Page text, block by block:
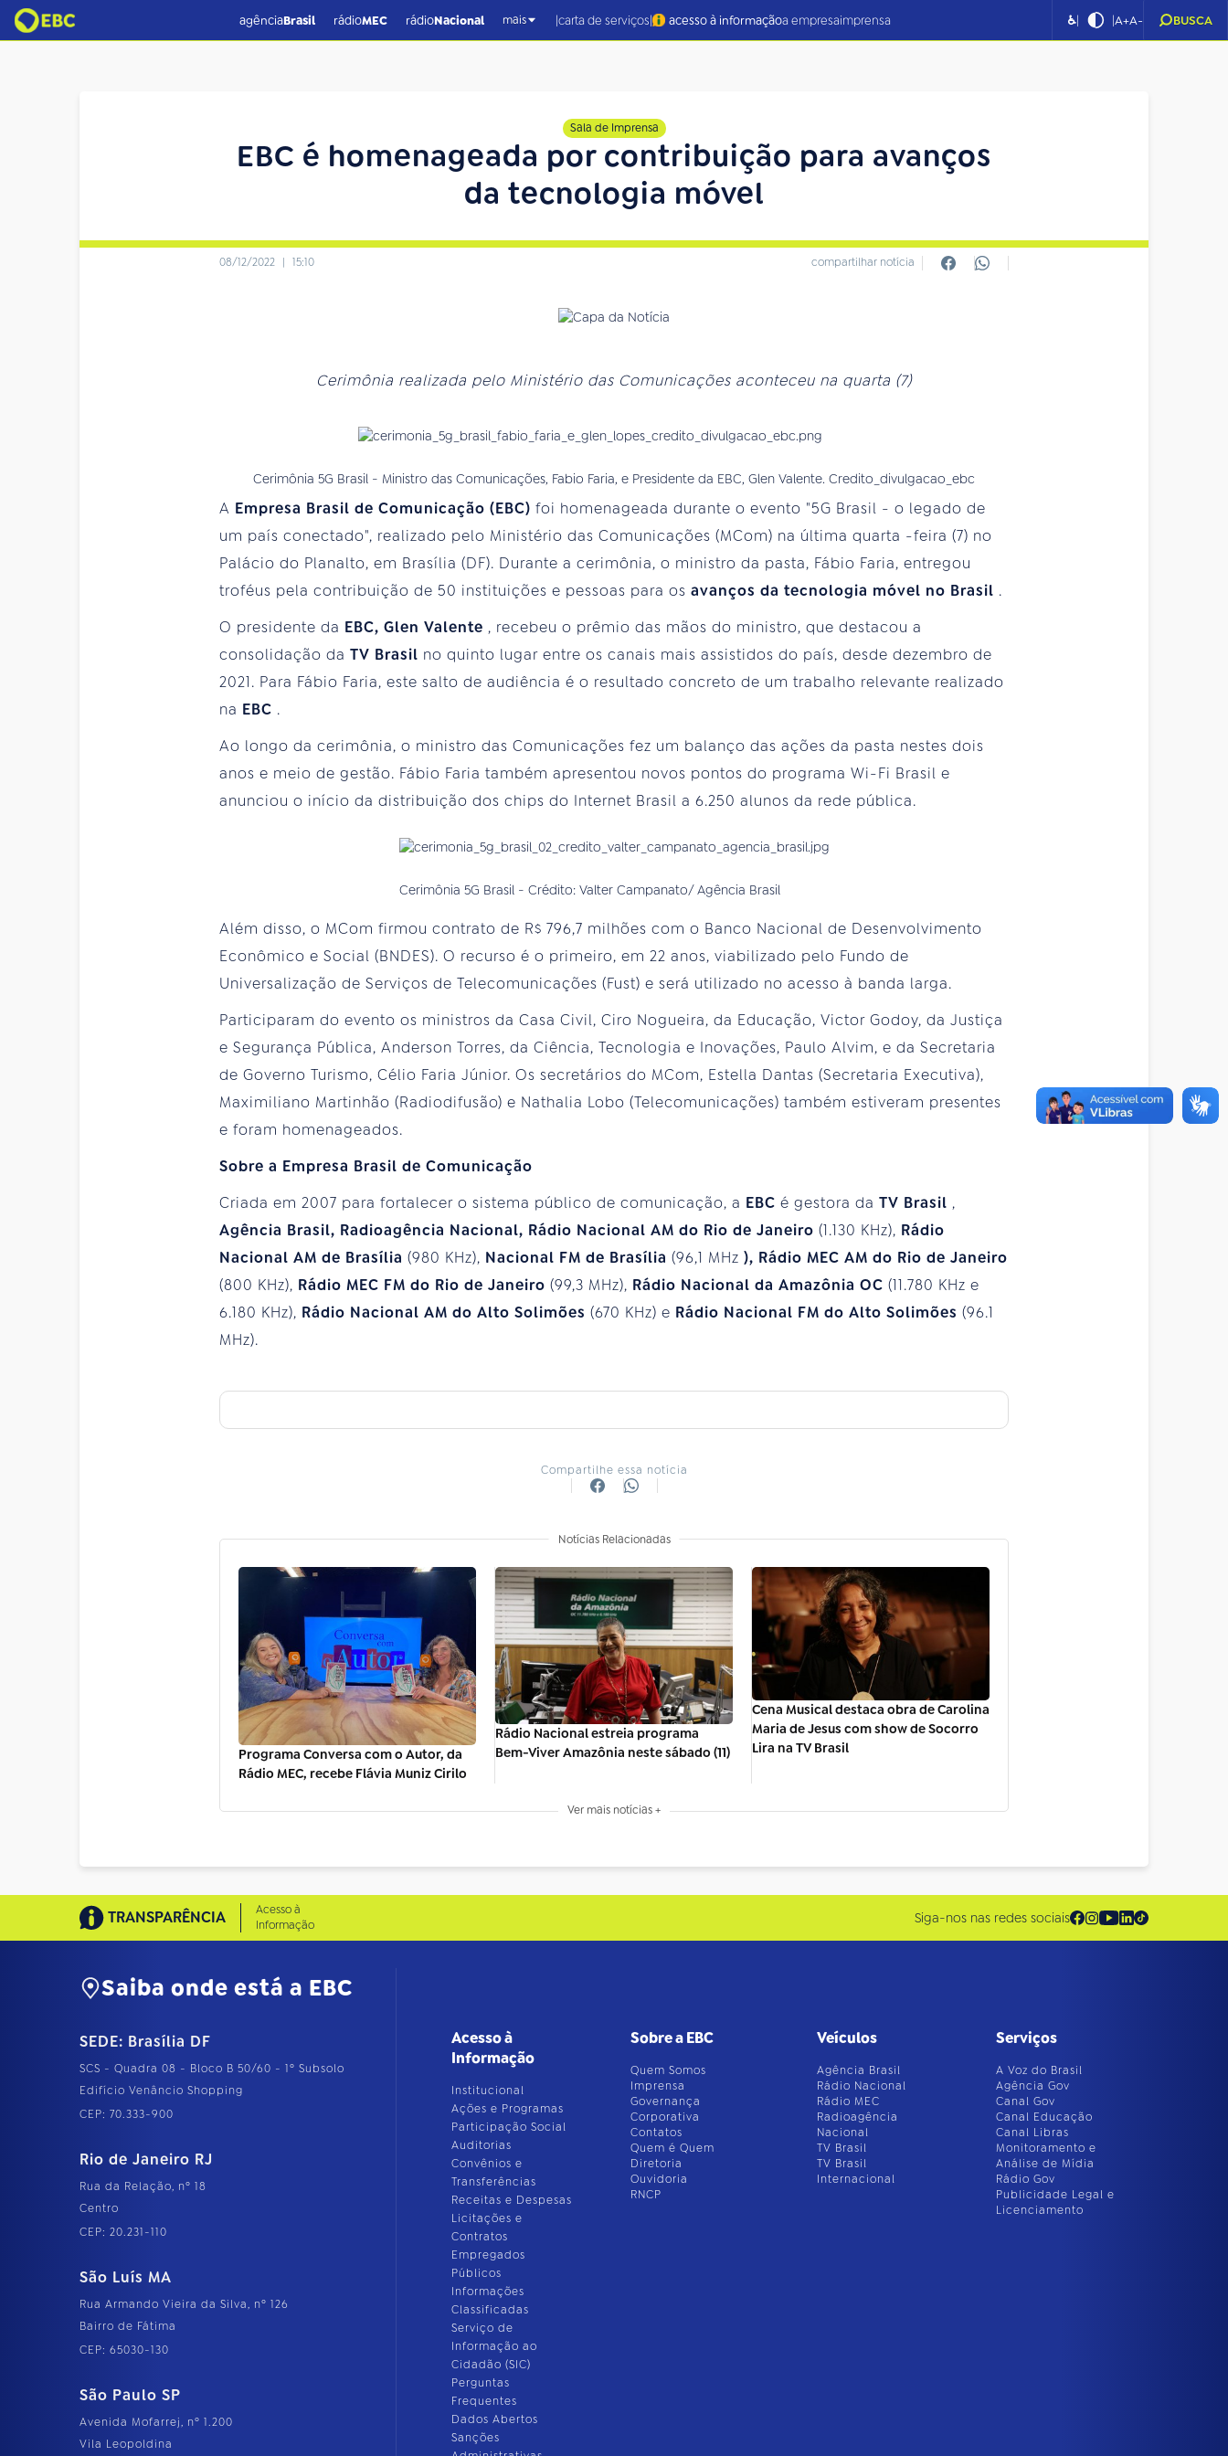
agênciaBrasil rádioMEC rádioNacional mais |carta de serviços| acesso à informaçãoa empresaimprensa ♿| |A+A- BUSCA
Sala de Imprensa
EBC é homenageada por contribuição para avanços
da tecnologia móvel
08/12/2022 | 15:10 compartilhar notícia
Cerimônia realizada pelo Ministério das Comunicações aconteceu na quarta (7)
Cerimônia 5G Brasil - Ministro das Comunicações, Fabio Faria, e Presidente da EBC, Glen Valente. Credito_divulgacao_ebc
A Empresa Brasil de Comunicação (EBC) foi homenageada durante o evento "5G Brasil - o legado de
um país conectado", realizado pelo Ministério das Comunicações (MCom) na última quarta -feira (7) no
Palácio do Planalto, em Brasília (DF). Durante a cerimônia, o ministro da pasta, Fábio Faria, entregou
troféus pela contribuição de 50 instituições e pessoas para os avanços da tecnologia móvel no Brasil .
O presidente da EBC, Glen Valente , recebeu o prêmio das mãos do ministro, que destacou a
consolidação da TV Brasil no quinto lugar entre os canais mais assistidos do país, desde dezembro de
2021. Para Fábio Faria, este salto de audiência é o resultado concreto de um trabalho relevante realizado
na EBC .
Ao longo da cerimônia, o ministro das Comunicações fez um balanço das ações da pasta nestes dois
anos e meio de gestão. Fábio Faria também apresentou novos pontos do programa Wi-Fi Brasil e
anunciou o início da distribuição dos chips do Internet Brasil a 6.250 alunos da rede pública.
Cerimônia 5G Brasil - Crédito: Valter Campanato/ Agência Brasil
Além disso, o MCom firmou contrato de R$ 796,7 milhões com o Banco Nacional de Desenvolvimento
Econômico e Social (BNDES). O recurso é o primeiro, em 22 anos, viabilizado pelo Fundo de
Universalização de Serviços de Telecomunicações (Fust) e será utilizado no acesso à banda larga.
Participaram do evento os ministros da Casa Civil, Ciro Nogueira, da Educação, Victor Godoy, da Justiça
e Segurança Pública, Anderson Torres, da Ciência, Tecnologia e Inovações, Paulo Alvim, e da Secretaria
de Governo Turismo, Célio Faria Júnior. Os secretários do MCom, Estella Dantas (Secretaria Executiva),
Maximiliano Martinhão (Radiodifusão) e Nathalia Lobo (Telecomunicações) também estiveram presentes
e foram homenageados.
Sobre a Empresa Brasil de Comunicação
Criada em 2007 para fortalecer o sistema público de comunicação, a EBC é gestora da TV Brasil ,
Agência Brasil, Radioagência Nacional, Rádio Nacional AM do Rio de Janeiro (1.130 KHz), Rádio
Nacional AM de Brasília (980 KHz), Nacional FM de Brasília (96,1 MHz ), Rádio MEC AM do Rio de Janeiro
(800 KHz), Rádio MEC FM do Rio de Janeiro (99,3 MHz), Rádio Nacional da Amazônia OC (11.780 KHz e
6.180 KHz), Rádio Nacional AM do Alto Solimões (670 KHz) e Rádio Nacional FM do Alto Solimões (96.1
MHz).
Compartilhe essa notícia
Notícias Relacionadas
Programa Conversa com o Autor, da
Rádio MEC, recebe Flávia Muniz Cirilo
Rádio Nacional estreia programa
Bem-Viver Amazônia neste sábado (11)
Cena Musical destaca obra de Carolina
Maria de Jesus com show de Socorro
Lira na TV Brasil
Ver mais notícias +
TRANSPARÊNCIA
Acesso à
Informação
Siga-nos nas redes sociais
Saiba onde está a EBC
SEDE: Brasília DF
SCS - Quadra 08 - Bloco B 50/60 - 1º Subsolo
Edifício Venâncio Shopping
CEP: 70.333-900
Rio de Janeiro RJ
Rua da Relação, nº 18
Centro
CEP: 20.231-110
São Luís MA
Rua Armando Vieira da Silva, nº 126
Bairro de Fátima
CEP: 65030-130
São Paulo SP
Avenida Mofarrej, nº 1.200
Vila Leopoldina
Acesso à
Informação
Institucional
Ações e Programas
Participação Social
Auditorias
Convênios e
Transferências
Receitas e Despesas
Licitações e
Contratos
Empregados
Públicos
Informações
Classificadas
Serviço de
Informação ao
Cidadão (SIC)
Perguntas
Frequentes
Dados Abertos
Sanções
Sobre a EBC
Quem Somos
Imprensa
Governança
Corporativa
Contatos
Quem é Quem
Diretoria
Ouvidoria
RNCP
Veículos
Agência Brasil
Rádio Nacional
Rádio MEC
Radioagência
Nacional
TV Brasil
TV Brasil
Internacional
Serviços
A Voz do Brasil
Agência Gov
Canal Gov
Canal Educação
Canal Libras
Monitoramento e
Análise de Mídia
Rádio Gov
Publicidade Legal e
Licenciamento